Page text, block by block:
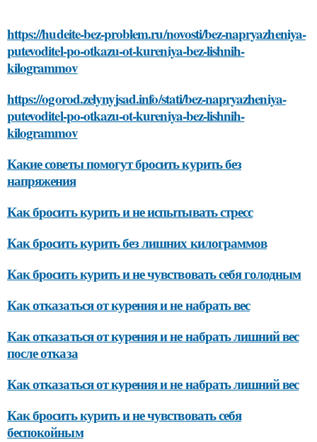
https://hudeite-bez-problem.ru/novosti/bez-napryazheniya-
putevoditel-po-otkazu-ot-kureniya-bez-lishnih-
kilogrammov
https://ogorod.zelynyjsad.info/stati/bez-napryazheniya-
putevoditel-po-otkazu-ot-kureniya-bez-lishnih-
kilogrammov
Какие советы помогут бросить курить без
напряжения
Как бросить курить и не испытывать стресс
Как бросить курить без лишних килограммов
Как бросить курить и не чувствовать себя голодным
Как отказаться от курения и не набрать вес
Как отказаться от курения и не набрать лишний вес
после отказа
Как отказаться от курения и не набрать лишний вес
Как бросить курить и не чувствовать себя
беспокойным